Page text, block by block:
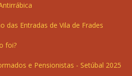
das Entradas de Vila de Frades
foi?
e Pensionistas - Setúbal 2025